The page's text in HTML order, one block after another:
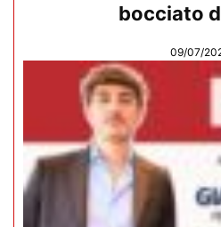
bocciato
09/07/